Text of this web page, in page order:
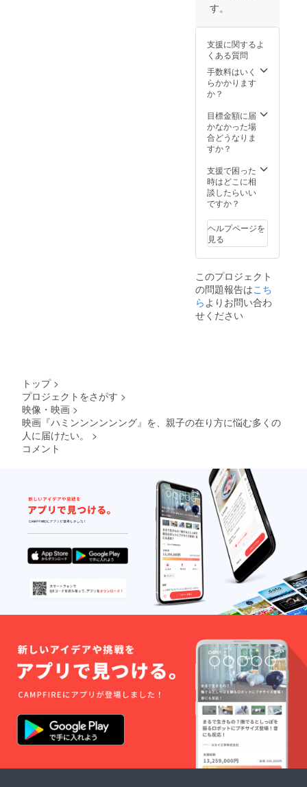
プロ
サーが
持つ作
品や宣
伝、上
映など
る権限
はあり
ませ
ん。
載しま
（ニッ
クネー
ム不
可）。
備考欄
するお
名前を
必ず明
記して
い。
（注）
映画祭
への参
国内外
問わず
映画祭
に入選
つス
タッフ
が一人
でも参
加する
要で
す。
一例】
2023年
11月
頃・開
催地：
東京／
2023年
12月
頃・開
催地：
イタリ
ア／
2024年
2月頃・
地：ア
メリカ
ワシン
トン
州。な
ど。
（注）
通常エ
グゼク
ブ・プ
ロ
デュー
す。
支援に関するよ
くある質問
手数料はいく
らかかります
か？
目標金額に届
かなかった場
合どうなりま
すか？
支援で困った
時はどこに相
談したらいい
ですか？
ヘルプページを
見る
このプロジェクト
の問題報告はこち
らよりお問い合わ
せください
トップ >
プロジェクトをさがす >
映像・映画 >
映画『ハミンンンンンング』を、親子の在り方に悩む多くの
人に届けたい。
>
コメント